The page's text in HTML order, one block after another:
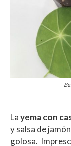
Layema con
y salsa de
golosa.